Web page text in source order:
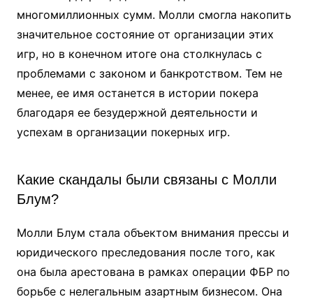
многомиллионных сумм. Молли смогла накопить
значительное состояние от организации этих
игр, но в конечном итоге она столкнулась с
проблемами с законом и банкротством. Тем не
менее, ее имя останется в истории покера
благодаря ее безудержной деятельности и
успехам в организации покерных игр.
Какие скандалы были связаны с Молли
Блум?
Молли Блум стала объектом внимания прессы и
юридического преследования после того, как
она была арестована в рамках операции ФБР по
борьбе с нелегальным азартным бизнесом. Она